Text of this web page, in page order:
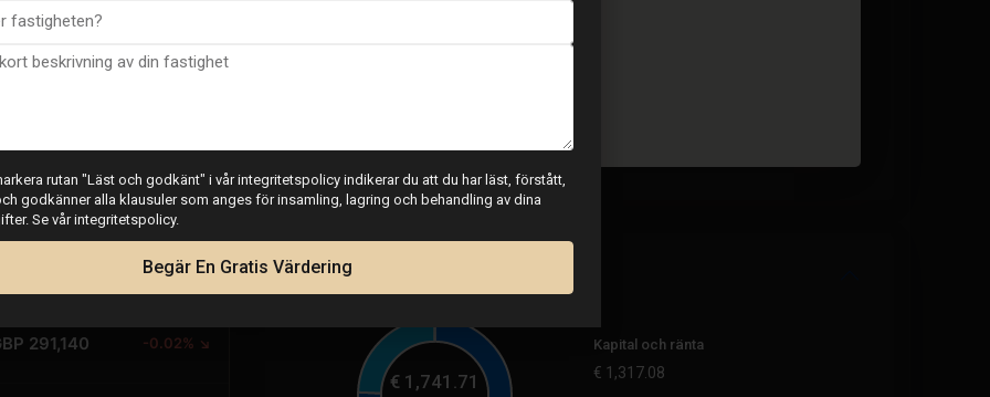
339,700 bas
-0.10% ↘
291,140 -0.02% ↘
Kalkylator
€ 1,741.71
Kapital och ränta
€ 1,317.08
rutan "Läst och godkänt" i vår integritetspolicy indikerar du att du har läst, förstått,
godkänner alla klausuler som anges för insamling, lagring och behandling av dina
Se vår integritetspolicy.
Begär En Gratis Värdering